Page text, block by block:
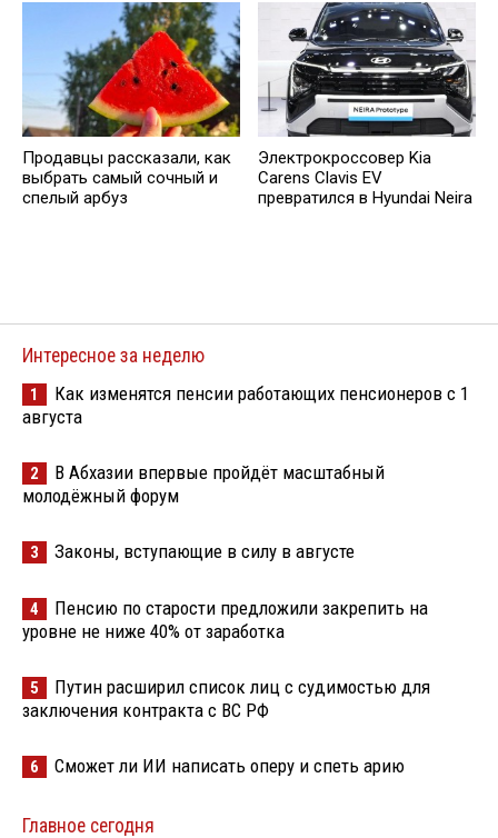
Продавцы рассказали, как
выбрать самый сочный и
спелый арбуз
Электрокроссовер Kia
Carens Clavis EV
превратился в Hyundai Neira
Интересное за неделю
1
Как изменятся пенсии работающих пенсионеров с 1
августа
2
В Абхазии впервые пройдёт масштабный
молодёжный форум
3 Законы, вступающие в силу в августе
4
Пенсию по старости предложили закрепить на
уровне не ниже 40% от заработка
5
Путин расширил список лиц с судимостью для
заключения контракта с ВС РФ
6 Сможет ли ИИ написать оперу и спеть арию
Главное сегодня